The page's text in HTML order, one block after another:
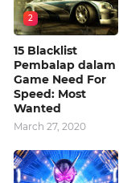
2
15 Blacklist
Pembalap dalam
Game Need For
Speed: Most
Wanted
March 27, 2020